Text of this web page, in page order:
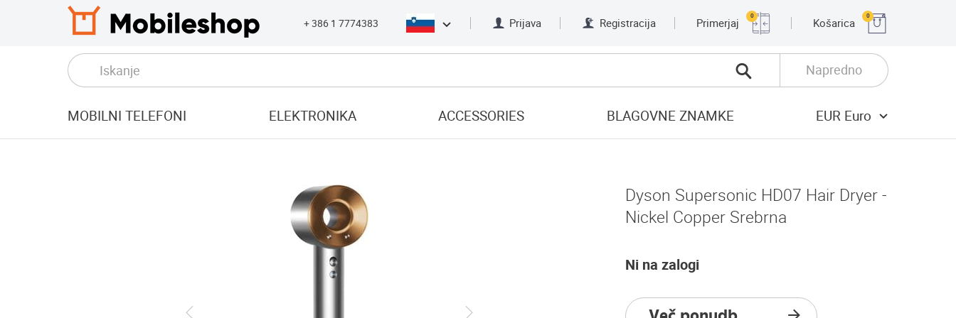
+ 386 1 7774383 Prijava Registracija Primerjaj
0
Košarica
0
Napredno
MOBILNI TELEFONI ELEKTRONIKA ACCESSORIES BLAGOVNE ZNAMKE EUR Euro
Dyson Supersonic HD07 Hair Dryer -
Nickel Copper Srebrna
Ni na zalogi